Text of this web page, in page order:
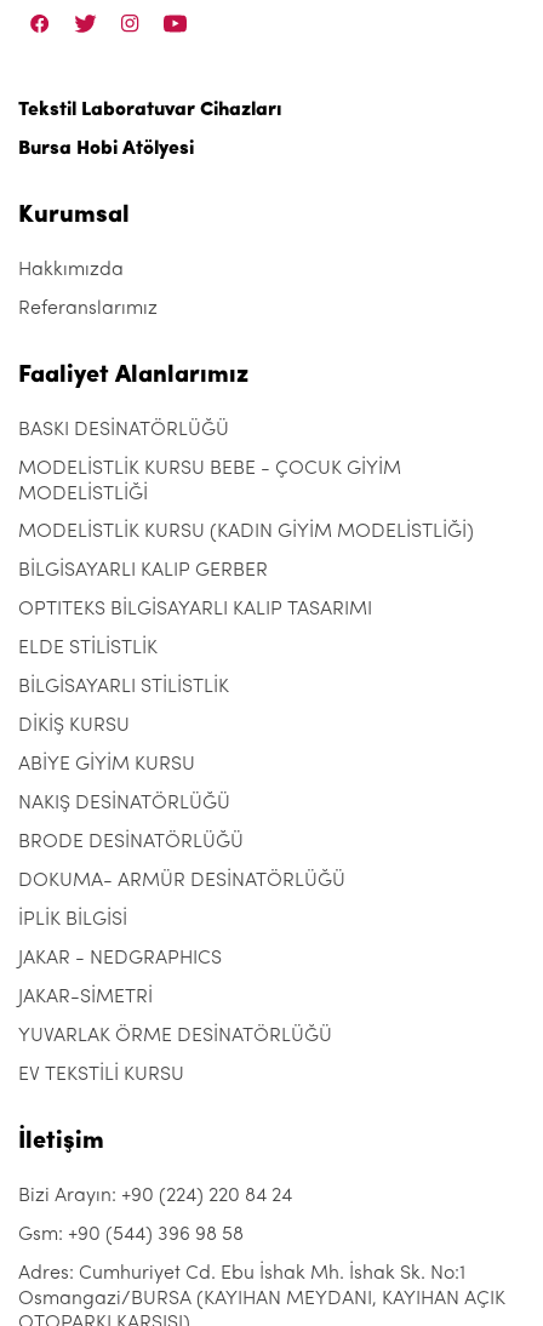
Tekstil Laboratuvar Cihazları
Bursa Hobi Atölyesi
Kurumsal
Hakkımızda
Referanslarımız
Faaliyet Alanlarımız
BASKI DESİNATÖRLÜĞÜ
MODELİSTLİK KURSU BEBE - ÇOCUK GİYİM
MODELİSTLİĞİ
MODELİSTLİK KURSU (KADIN GİYİM MODELİSTLİĞİ)
BİLGİSAYARLI KALIP GERBER
OPTITEKS BİLGİSAYARLI KALIP TASARIMI
ELDE STİLİSTLİK
BİLGİSAYARLI STİLİSTLİK
DİKİŞ KURSU
ABİYE GİYİM KURSU
NAKIŞ DESİNATÖRLÜĞÜ
BRODE DESİNATÖRLÜĞÜ
DOKUMA- ARMÜR DESİNATÖRLÜĞÜ
İPLİK BİLGİSİ
JAKAR - NEDGRAPHICS
JAKAR-SİMETRİ
YUVARLAK ÖRME DESİNATÖRLÜĞÜ
EV TEKSTİLİ KURSU
İletişim
Bizi Arayın: +90 (224) 220 84 24
Gsm: +90 (544) 396 98 58
Adres: Cumhuriyet Cd. Ebu İshak Mh. İshak Sk. No:1
Osmangazi/BURSA (KAYIHAN MEYDANI, KAYIHAN AÇIK